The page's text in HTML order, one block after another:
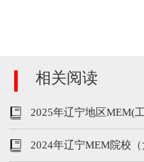
相关阅读
2025年辽宁地区MEM(
制、分数线汇总
2024年辽宁MEM院校